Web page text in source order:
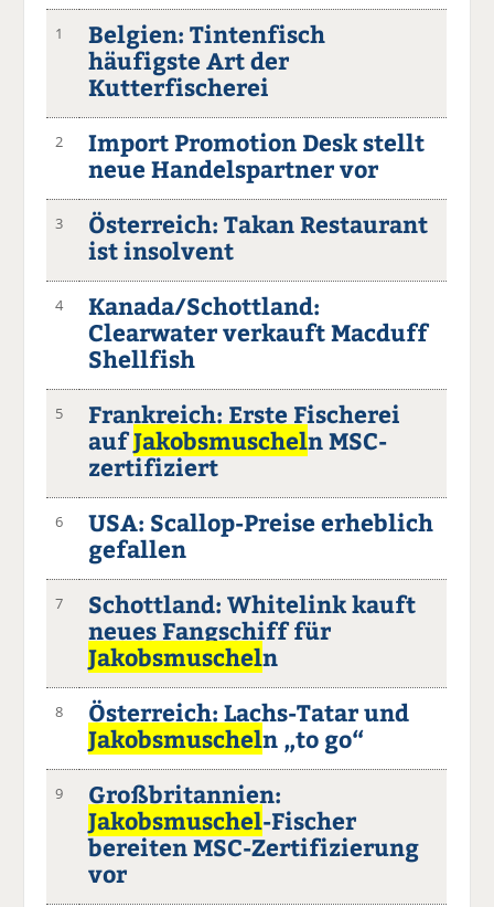
1
Belgien: Tintenfisch
häufigste Art der
Kutterfischerei
2
Import Promotion Desk stellt
neue Handelspartner vor
3
Österreich: Takan Restaurant
ist insolvent
4
Kanada/Schottland:
Clearwater verkauft Macduff
Shellfish
5
Frankreich: Erste Fischerei
aufJakobsmuscheln MSC-
zertifiziert
6
USA: Scallop-Preise erheblich
gefallen
7
Schottland: Whitelink kauft
neues Fangschiff für
Jakobsmuscheln
8
Österreich: Lachs-Tatar und
Jakobsmuscheln „to go“
9
Großbritannien:
Jakobsmuschel-Fischer
bereiten MSC-Zertifizierung
vor